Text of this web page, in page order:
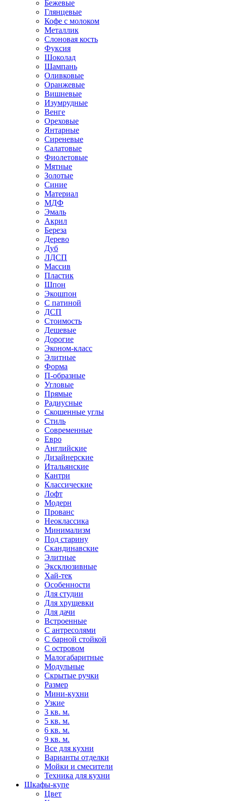
Бежевые
Глянцевые
Кофе с молоком
Металлик
Слоновая кость
Фуксия
Шоколад
Шампань
Оливковые
Оранжевые
Вишневые
Изумрудные
Венге
Ореховые
Янтарные
Сиреневые
Салатовые
Фиолетовые
Мятные
Золотые
Синие
Материал
МДФ
Эмаль
Акрил
Береза
Дерево
Дуб
ЛДСП
Массив
Пластик
Шпон
Экошпон
С патиной
ДСП
Стоимость
Дешевые
Дорогие
Эконом-класс
Элитные
Форма
П-образные
Угловые
Прямые
Радиусные
Скошенные углы
Стиль
Современные
Евро
Английские
Дизайнерские
Итальянские
Кантри
Классические
Лофт
Модерн
Прованс
Неоклассика
Минимализм
Под старину
Скандинавские
Элитные
Эксклюзивные
Хай-тек
Особенности
Для студии
Для хрущевки
Для дачи
Встроенные
С антресолями
С барной стойкой
С островом
Малогабаритные
Модульные
Скрытые ручки
Размер
Мини-кухни
Узкие
3 кв. м.
5 кв. м.
6 кв. м.
9 кв. м.
Все для кухни
Варианты отделки
Мойки и смесители
Техника для кухни
Шкафы-купе
Цвет